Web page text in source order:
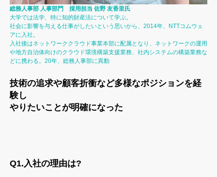
総務人事部 人事部門 採用担当 佐野 友香里氏
大学では法学、特に知的財産法について学ぶ。
社会に影響を与える仕事がしたいという思いから、2014年、NTTコムウェ
アに入社。
入社後はネットワーククラウド事業本部に配属となり、ネットワークの運用
や地方自治体向けのクラウド環境構築支援業務、社内システムの構築業務な
どに携わる。20年、総務人事部に異動
技術の追求や顧客折衝など多様なポジションを経
験し
やりたいことが明確になった
Q1.入社の理由は?